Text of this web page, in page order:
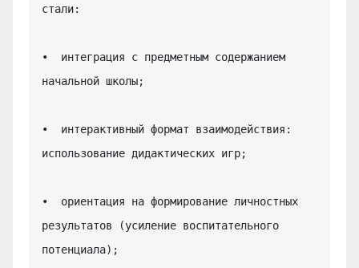
стали:
•  интеграция с предметным содержанием
начальной школы;
•  интерактивный формат взаимодействия:
использование дидактических игр;
•  ориентация на формирование личностных
результатов (усиление воспитательного
потенциала);